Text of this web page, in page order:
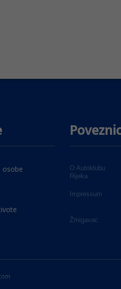
osobe
O Autoklubu
Rijeka
Impressum
Žmigavac